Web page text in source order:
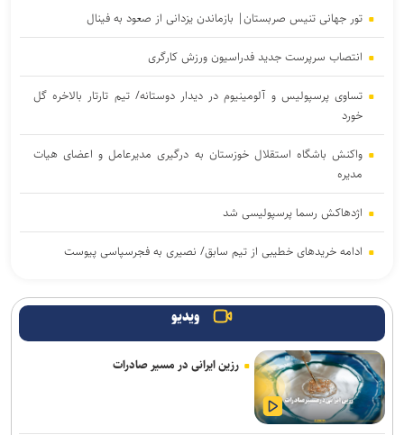
تور جهانی تنیس صربستان| بازماندن یزدانی از صعود به فینال
انتصاب سرپرست جدید فدراسیون ورزش کارگری
تساوی پرسپولیس و آلومینیوم در دیدار دوستانه/ تیم تارتار بالاخره گل
خورد
واکنش باشگاه استقلال خوزستان به درگیری مدیرعامل و اعضای هیات
مدیره
اژدهاکش رسما پرسپولیسی شد
ادامه خریدهای خطیبی از تیم سابق/ نصیری به فجرسپاسی پیوست
بازی‌های سرخابی‌ها به شهرقدس رفت/ استقلال خوزستان به تهران
بازگشت
تمدید قرارداد مربی ترک استقلال
آغاز اردوی تیم ملی بوکس برای ناگویا با حضور ۱۰ ملی‌پوش
ویدیو
رزین ایرانی در مسیر صادرات